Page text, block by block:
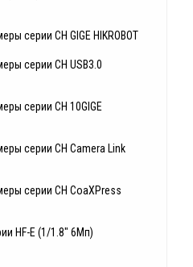
серии CH GIGE HIKROBOT
серии CH USB3.0
серии CH 10GIGE
серии CH Camera Link
серии CH CoaXPress
HF-E (1/1.8" 6Мп)